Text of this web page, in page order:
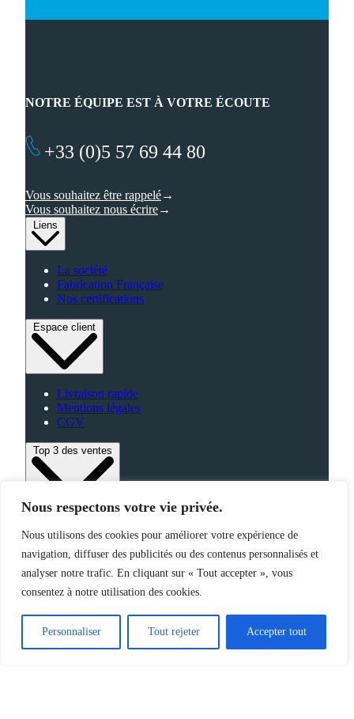
Nous respectons votre vie privée.
Nous utilisons des cookies pour améliorer votre expérience de
navigation, diffuser des publicités ou des contenus personnalisés et
analyser notre trafic. En cliquant sur « Tout accepter », vous
consentez à notre utilisation des cookies.
Personnaliser Tout rejeter Accepter tout
Liens
La société
Fabrication Française
Nos certifications
Espace client
Livraison rapide
Mentions légales
CGV
Top 3 des ventes
High-Tech
Fabriqué en France
NOTRE ÉQUIPE EST À VOTRE ÉCOUTE
+33 (0)5 57 69 44 80
Vous souhaitez être rappelé
Vous souhaitez nous écrire
©2025 Jemapub – Tous droits réservés